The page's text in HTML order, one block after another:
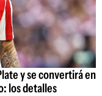
y se convertirá en
los detalles